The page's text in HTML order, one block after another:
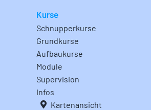
Kurse
Schnupperkurse
Grundkurse
Aufbaukurse
Module
Supervision
Infos
Kartenansicht